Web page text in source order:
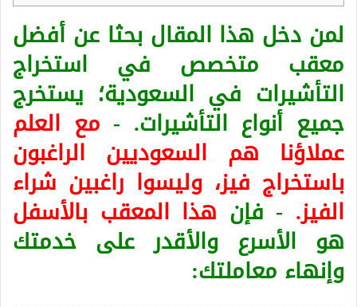
لمن دخل هذا المقال بحثا عن أفضل
معقب متخصص في استخراج
التأشيرات في السعودية؛ يستخرج
جميع أنواع التأشيرات. - مع العلم
عملاؤنا هم السعوديين الراغبون
باستخراج فيز، وليسوا راغبين شراء
الفيز. - فإن هذا المعقب بالأسفل
هو الأسرع والأقدر على خدمتك
وإنهاء معاملتك: